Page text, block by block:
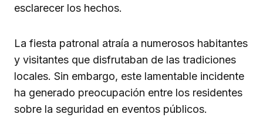
esclarecer los hechos.
La fiesta patronal atraía a numerosos habitantes
y visitantes que disfrutaban de las tradiciones
locales. Sin embargo, este lamentable incidente
ha generado preocupación entre los residentes
sobre la seguridad en eventos públicos.